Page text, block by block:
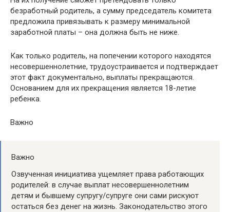
безработный родитель, а сумму председатель комитета
предложила привязывать к размеру минимальной
заработной платы – она должна быть не ниже.
Как только родитель, на попечении которого находятся
несовершеннолетние, трудоустраивается и подтверждает
этот факт документально, выплаты прекращаются.
Основанием для их прекращения является 18-летие
ребенка.
Важно
Важно
Озвученная инициатива ущемляет права работающих
родителей: в случае выплат несовершеннолетним
детям и бывшему супругу/супруге они сами рискуют
остаться без денег на жизнь. Законодательство этого